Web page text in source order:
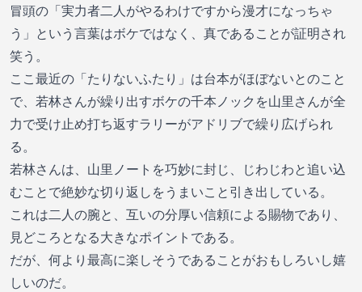
冒頭の「実力者二人がやるわけですから漫才になっちゃ
う」という言葉はボケではなく、真であることが証明され
笑う。
ここ最近の「たりないふたり」は台本がほぼないとのこと
で、若林さんが繰り出すボケの千本ノックを山里さんが全
力で受け止め打ち返すラリーがアドリブで繰り広げられ
る。
若林さんは、山里ノートを巧妙に封じ、じわじわと追い込
むことで絶妙な切り返しをうまいこと引き出している。
これは二人の腕と、互いの分厚い信頼による賜物であり、
見どころとなる大きなポイントである。
だが、何より最高に楽しそうであることがおもしろいし嬉
しいのだ。